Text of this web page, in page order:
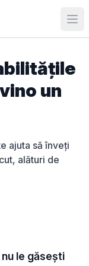
un
ajuta să înveți
alături de
le găsești